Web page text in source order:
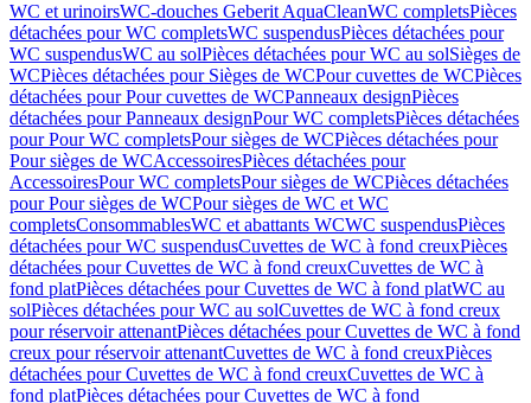
WC et urinoirsWC-douches Geberit AquaCleanWC completsPièces
détachées pour WC completsWC suspendusPièces détachées pour
WC suspendusWC au solPièces détachées pour WC au solSièges de
WCPièces détachées pour Sièges de WCPour cuvettes de WCPièces
détachées pour Pour cuvettes de WCPanneaux designPièces
détachées pour Panneaux designPour WC completsPièces détachées
pour Pour WC completsPour sièges de WCPièces détachées pour
Pour sièges de WCAccessoiresPièces détachées pour
AccessoiresPour WC completsPour sièges de WCPièces détachées
pour Pour sièges de WCPour sièges de WC et WC
completsConsommablesWC et abattants WCWC suspendusPièces
détachées pour WC suspendusCuvettes de WC à fond creuxPièces
détachées pour Cuvettes de WC à fond creuxCuvettes de WC à
fond platPièces détachées pour Cuvettes de WC à fond platWC au
solPièces détachées pour WC au solCuvettes de WC à fond creux
pour réservoir attenantPièces détachées pour Cuvettes de WC à fond
creux pour réservoir attenantCuvettes de WC à fond creuxPièces
détachées pour Cuvettes de WC à fond creuxCuvettes de WC à
fond platPièces détachées pour Cuvettes de WC à fond